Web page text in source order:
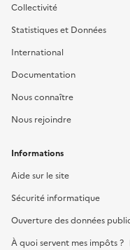
Collectivité
Statistiques et Données
International
Documentation
Nous connaître
Nous rejoindre
Informations
Aide sur le site
Sécurité informatique
Ouverture des données
À quoi servent mes impôts ?